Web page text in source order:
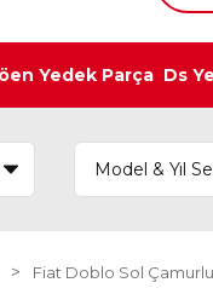
Yedek Parça Ds
Fiat Doblo Sol